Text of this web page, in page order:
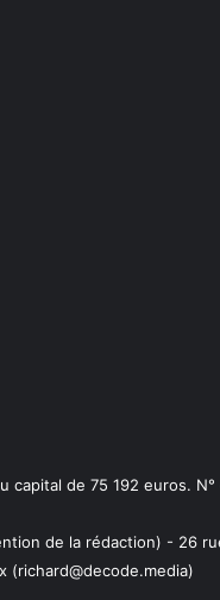
capital de 75 192 euros.
de la rédaction) - 26
(richard@decode.media)